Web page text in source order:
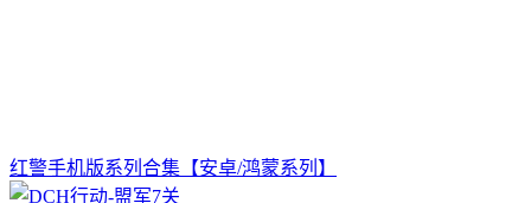
红警手机版系列合集【安卓/鸿蒙系列】